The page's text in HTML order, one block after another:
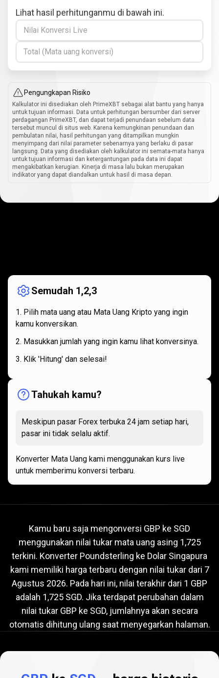
Lihat hasil perhitunganmu di bawah ini.
Nilai Konversi Live
Total (Mata uang konversi)
Pengungkapan Risiko
Kalkulator ini disediakan oleh PrimeXBT sebagai alat bantu yang hanya
untuk tujuan informasi. Data untuk perhitungan bersumber dari server
perdagangan PrimeXBT, dan dapat terjadi penundaan sebelum data
tersebut muncul di situs web. Karena kemungkinan penundaan dan
pembulatan nilai, hasil perhitungan yang ditampilkan mungkin
menyimpang dari nilai parameter sebenarnya yang berlaku di pasar
langsung. Data yang disediakan oleh kalkulator ini semata-mata hanya
untuk tujuan informasi dan ketergantungan pada data ini dapat
mengakibatkan kerugian. Kinerja di masa lalu bukan merupakan
indikator yang dapat diandalkan untuk hasil di masa depan.
kerjanya
Semudah 1,2,3
Pilih mata uang atau Mata Uang Kripto yang ingin
kamu konversikan.
Masukkan jumlah yang ingin kamu lihat konversinya.
Klik 'Hitung' dan selesai!
Tahukah kamu?
Meskipun pasar Forex terbuka 24 jam setiap hari,
pasar ini tidak selalu aktif.
Konverter Mata Uang kami menggunakan kurs live
untuk memberimu konversi terbaru.
tukar
GBP
ke
SGD
saat
ini
Nilai tukar GBP ke SGD saat
Kamu baru saja mengonversi GBP ke SGD
menggunakan nilai tukar mata uang asing 1,725
terkini. Konverter Poundsterling ke Dolar Singapura
kami memiliki harga terbaru dengan nilai tukar dari 7
Agustus 2026. Pada hari ini, nilai terakhir dari 1 GBP
adalah 1,725 SGD. Jika terdapat perubahan dalam
nilai tukar GBP ke SGD, jumlahnya akan secara
otomatis dihitung ulang saat menyegarkan halaman.